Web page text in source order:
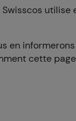
utilise
cette